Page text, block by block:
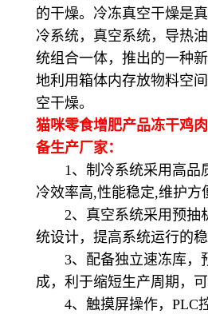
的干燥。冷冻真空干燥是
冷系统，真空系统，导热
统组合一体，推出的一种
地利用箱体内存放物料空
空干燥。
猫咪零食增肥产品冻干鸡
备生产厂家：
1、制冷系统采用高品
冷效率高,性能稳定,维护方
2、真空系统采用预抽
统设计，提高系统运行的稳
3、配备独立速冻库，
成，利于缩短生产周期，可
4、触摸屏操作，PLC